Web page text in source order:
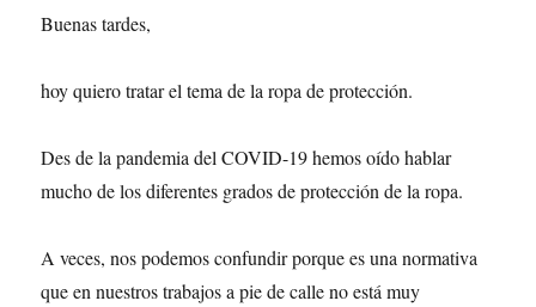
Buenas tardes,
hoy quiero tratar el tema de la ropa de protección.
Des de la pandemia del COVID-19 hemos oído hablar
mucho de los diferentes grados de protección de la ropa.
A veces, nos podemos confundir porque es una normativa
que en nuestros trabajos a pie de calle no está muy